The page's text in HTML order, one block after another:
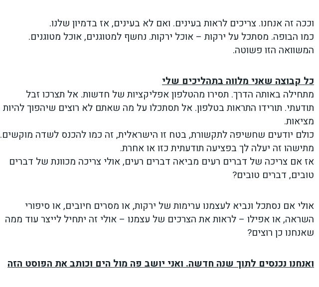
וככה זה אנחנו. צריכים לראות בעינים. ואם לא בעינים, אז בדמיון שלנו.
כמו הבופה. מסתכל על ירקות – אוכל ירקות. נחשף למטוגנים, אוכל מטוגנים.
המשוואה הזו פשוטה.
כל קבוצה שאני מלווה בתהליכים שלי
מתחילה באותה הדרך. תסירו מהטלפון אפליקציות של חדשות. אל תצרכו זבל
תודעתי. תורידו התראות בטלפון. אל תסתכלו על מה שאתם לא רוצים שיהפוך להיות
מציאות.
כולם יודעים שחשיפה לתקשורת, בטח זו הישראלית, זה כמו להכנס לשדה מוקשים.
מתישהו זה יעלה לך בפציעה תודעתית כזו או אחרת.
אז אם צריכה של דברים רעים מביאה דברים רעים, אולי צריכה מכוונת של דברים
טובים, דברים טובים?
אולי אם נסתכל ונביא לעצמנו ערימות של ירקות, או מסרים חיובים, או סיפורי
השראה, או אפילו – לראות את הצרכים של עצמנו – אולי זה יתחיל לייצר עוד ממה
שאנחנו כן רוצים?
ואנחנו נכנסים לתוך שנה חדשה. ואני יושב פה מול הים וכותב את הפוסט הזה